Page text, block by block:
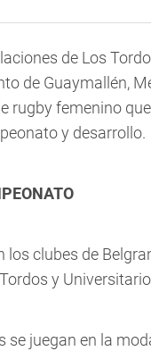
de Los
de Guaymallén,
rugby femenino
y desarrollo.
los clubes de
y
se juegan en la